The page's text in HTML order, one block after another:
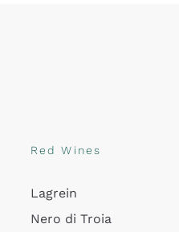
Red Wines
Lagrein
Nero di Troia